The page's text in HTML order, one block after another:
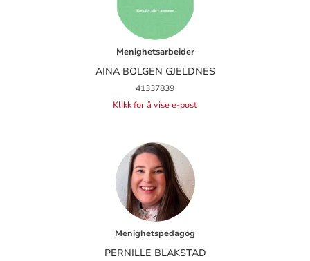
Menighetsarbeider
AINA BOLGEN GJELDNES
41337839
Klikk for å vise e-post
Menighetspedagog
PERNILLE BLAKSTAD